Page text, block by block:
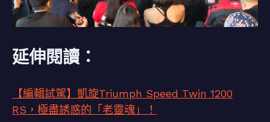
延伸閱讀：
【編輯試駕】凱旋Triumph Speed Twin 1200
RS，極盡誘惑的「老靈魂」！